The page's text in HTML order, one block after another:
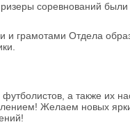
соревнований были
и грамотами Отдела
а также их
Желаем новых